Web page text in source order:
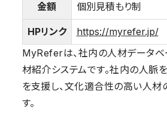
金額 個別見積もり制
HPリンク
https://myrefer.jp/
MyReferは、社内の人材データベ
材紹介システムです。社内の人脈
を支援し、文化適合性の高い人材
す。